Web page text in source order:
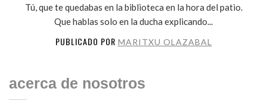
Tú, que te quedabas en la biblioteca en la hora del patio.
Que hablas solo en la ducha explicando...
PUBLICADO POR MARITXU OLAZABAL
acerca de nosotros